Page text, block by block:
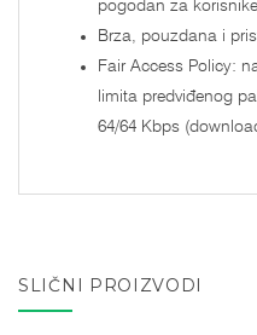
pogodan za
Brza, pouzdana i
Fair Access Policy:
limita predviđenog
64/64 Kbps
SLIČNI PROIZVODI